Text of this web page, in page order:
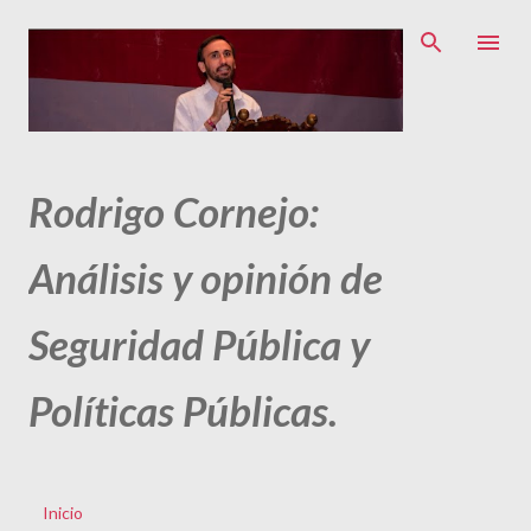
Ir al contenido principal
Rodrigo Cornejo:
Análisis y opinión de
Seguridad Pública y
Políticas Públicas.
Inicio